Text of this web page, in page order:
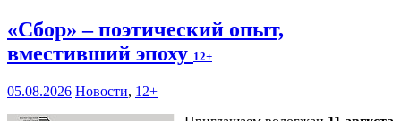
«Сбор» – поэтический опыт,
вместивший эпоху 12+
05.08.2026 Новости, 12+